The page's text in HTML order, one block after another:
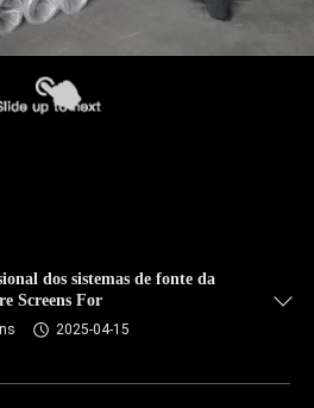
dos sistemas de fonte da
Screens For
2025-04-15